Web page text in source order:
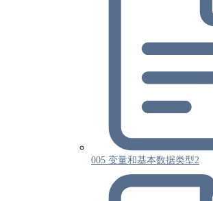
005 变量和基本数据类型2